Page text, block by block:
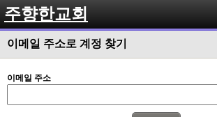
주향한교회
이메일 주소로 계정 찾기
이메일 주소